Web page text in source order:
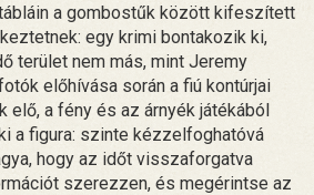
a gombostűk között kifeszített
egy krimi bontakozik ki,
terület nem más, mint Jeremy
előhívása során a fiú kontúrjai
elő, a fény és az árnyék játékából
a figura: szinte kézzelfoghatóvá
hogy az időt visszaforgatva
szerezzen, és megérintse az